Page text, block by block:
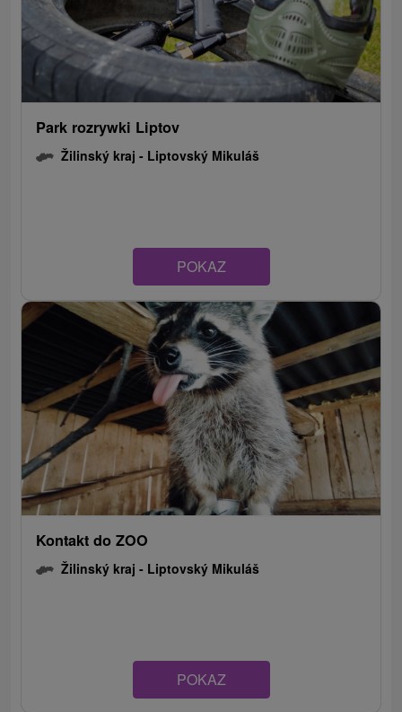
Park rozrywki Liptov
Žilinský kraj - Liptovský Mikuláš
POKAZ
Kontakt do ZOO
Žilinský kraj - Liptovský Mikuláš
POKAZ